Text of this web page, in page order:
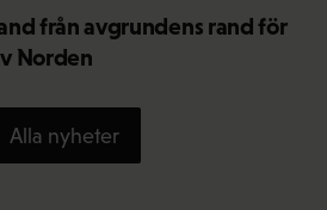
från avgrundens rand för
Norden
Alla nyheter